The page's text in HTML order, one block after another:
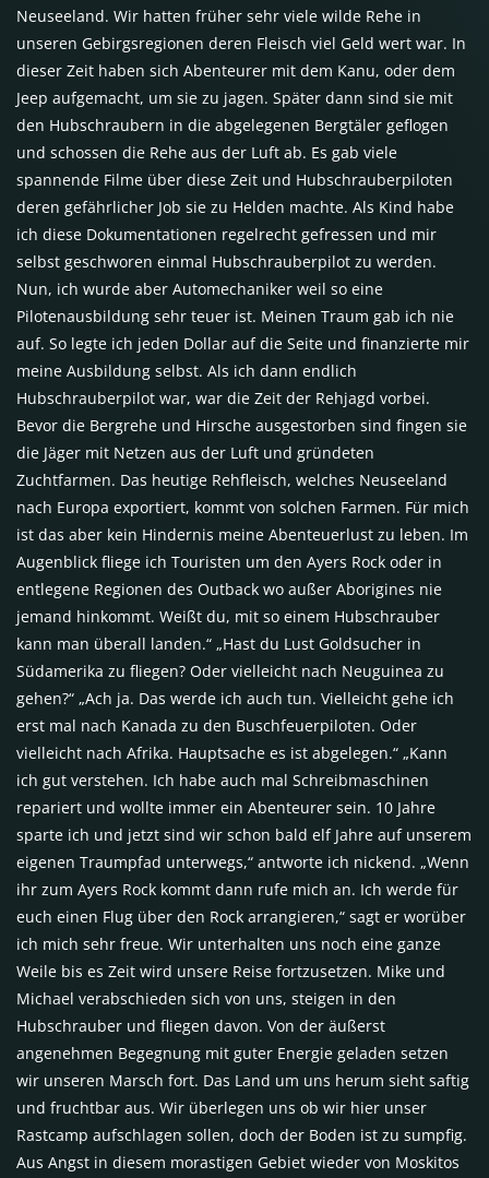
Neuseeland. Wir hatten früher sehr viele wilde Rehe in
unseren Gebirgsregionen deren Fleisch viel Geld wert war. In
dieser Zeit haben sich Abenteurer mit dem Kanu, oder dem
Jeep aufgemacht, um sie zu jagen. Später dann sind sie mit
den Hubschraubern in die abgelegenen Bergtäler geflogen
und schossen die Rehe aus der Luft ab. Es gab viele
spannende Filme über diese Zeit und Hubschrauberpiloten
deren gefährlicher Job sie zu Helden machte. Als Kind habe
ich diese Dokumentationen regelrecht gefressen und mir
selbst geschworen einmal Hubschrauberpilot zu werden.
Nun, ich wurde aber Automechaniker weil so eine
Pilotenausbildung sehr teuer ist. Meinen Traum gab ich nie
auf. So legte ich jeden Dollar auf die Seite und finanzierte mir
meine Ausbildung selbst. Als ich dann endlich
Hubschrauberpilot war, war die Zeit der Rehjagd vorbei.
Bevor die Bergrehe und Hirsche ausgestorben sind fingen sie
die Jäger mit Netzen aus der Luft und gründeten
Zuchtfarmen. Das heutige Rehfleisch, welches Neuseeland
nach Europa exportiert, kommt von solchen Farmen. Für mich
ist das aber kein Hindernis meine Abenteuerlust zu leben. Im
Augenblick fliege ich Touristen um den Ayers Rock oder in
entlegene Regionen des Outback wo außer Aborigines nie
jemand hinkommt. Weißt du, mit so einem Hubschrauber
kann man überall landen.“ „Hast du Lust Goldsucher in
Südamerika zu fliegen? Oder vielleicht nach Neuguinea zu
gehen?“ „Ach ja. Das werde ich auch tun. Vielleicht gehe ich
erst mal nach Kanada zu den Buschfeuerpiloten. Oder
vielleicht nach Afrika. Hauptsache es ist abgelegen.“ „Kann
ich gut verstehen. Ich habe auch mal Schreibmaschinen
repariert und wollte immer ein Abenteurer sein. 10 Jahre
sparte ich und jetzt sind wir schon bald elf Jahre auf unserem
eigenen Traumpfad unterwegs,“ antworte ich nickend. „Wenn
ihr zum Ayers Rock kommt dann rufe mich an. Ich werde für
euch einen Flug über den Rock arrangieren,“ sagt er worüber
ich mich sehr freue. Wir unterhalten uns noch eine ganze
Weile bis es Zeit wird unsere Reise fortzusetzen. Mike und
Michael verabschieden sich von uns, steigen in den
Hubschrauber und fliegen davon. Von der äußerst
angenehmen Begegnung mit guter Energie geladen setzen
wir unseren Marsch fort. Das Land um uns herum sieht saftig
und fruchtbar aus. Wir überlegen uns ob wir hier unser
Rastcamp aufschlagen sollen, doch der Boden ist zu sumpfig.
Aus Angst in diesem morastigen Gebiet wieder von Moskitos